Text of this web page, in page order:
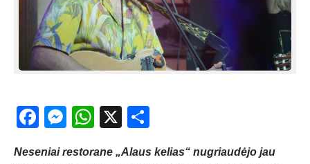
Facebook
Messenger
WhatsApp
X
Neseniai restorane „Alaus kelias“ nugriaudėjo jau